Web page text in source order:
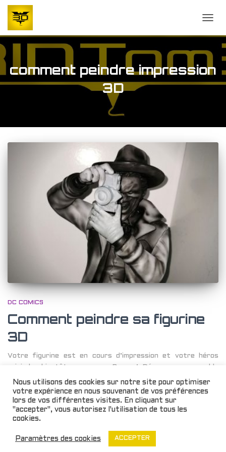
comment peindre impression
3D
DC COMICS
Comment peindre sa figurine
3D
Votre figurine est en cours d’impression et votre héros
rejoindra bientôt vos rangs. Bravo ! Découvrons ensemble
quelques astuces pour vos premiers coups de pinceaux, ceux
qui appliqueront la touche finale à votre création.
Par Sarah Munoz , il y a 5 ans
Nous utilisons des cookies sur notre site pour optimiser
votre expérience en nous souvenant de vos préférences
lors de vos différentes visites. En cliquant sur
"accepter", vous autorisez l'utilisation de tous les
cookies.
Paramètres des cookies ACCEPTER